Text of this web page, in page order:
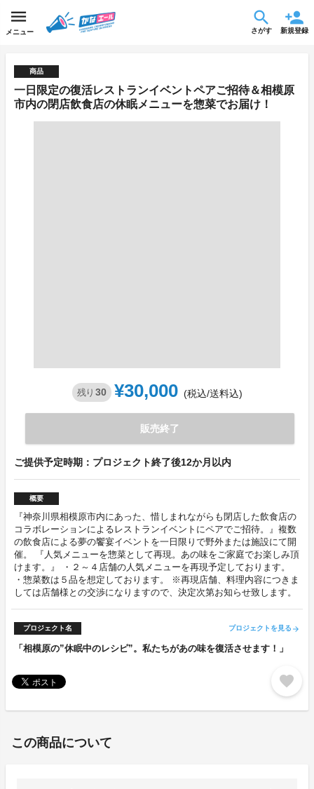
メニュー さがす 新規登録
商品
一日限定の復活レストランイベントペアご招待＆相模原
市内の閉店飲食店の休眠メニューを惣菜でお届け！
残り 30 ¥30,000 (税込/送料込)
販売終了
ご提供予定時期：プロジェクト終了後12か月以内
概要
『神奈川県相模原市内にあった、惜しまれながらも閉店した飲食店の
コラボレーションによるレストランイベントにペアでご招待。』複数
の飲食店による夢の饗宴イベントを一日限りで野外または施設にて開
催。 『人気メニューを惣菜として再現。あの味をご家庭でお楽しみ頂
けます。』 ・２～４店舗の人気メニューを再現予定しております。
・惣菜数は５品を想定しております。 ※再現店舗、料理内容につきま
しては店舗様との交渉になりますので、決定次第お知らせ致します。
プロジェクト名 プロジェクトを見る arrow_forward
「相模原の”休眠中のレシピ”。私たちがあの味を復活させます！」
favorite
この商品について